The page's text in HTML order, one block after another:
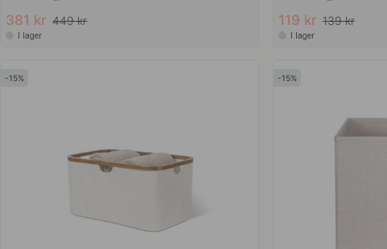
381 kr 449 kr
I lager
119 kr 139 kr
I lager
15 15